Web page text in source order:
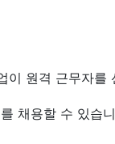
원격 근무자를
채용할 수 있습